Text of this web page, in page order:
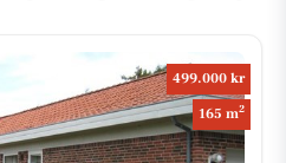
499.000 kr
165 m2